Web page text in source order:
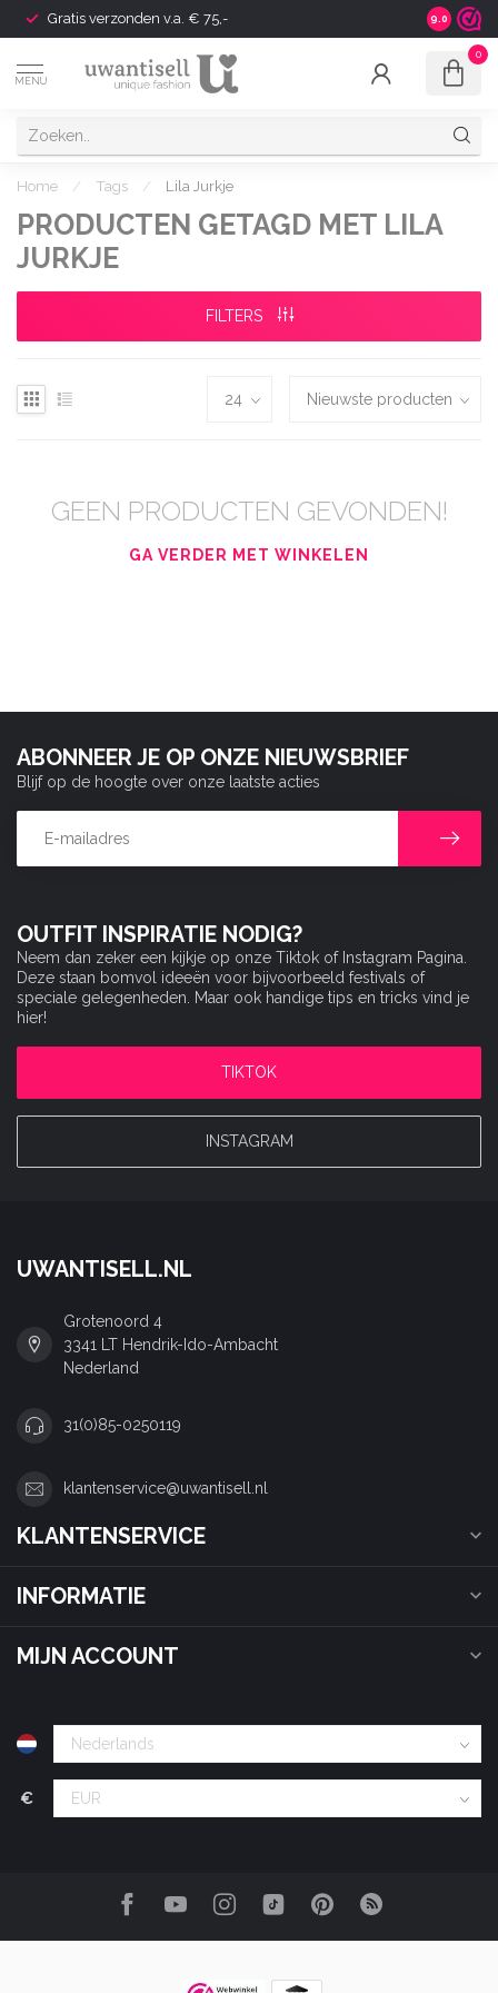
Gratis verzonden v.a. € 75,- Shipping
9.0
MENU
0
Home / Tags / Lila Jurkje
PRODUCTEN GETAGD MET LILA
JURKJE
FILTERS
GEEN PRODUCTEN GEVONDEN!
GA VERDER MET WINKELEN
OUTFIT INSPIRATIE NODIG?
Neem dan zeker een kijkje op onze Tiktok of Instagram Pagina.
Deze staan bomvol ideeën voor bijvoorbeeld festivals of
speciale gelegenheden. Maar ook handige tips en tricks vind je
hier!
TIKTOK
INSTAGRAM
ABONNEER JE OP ONZE NIEUWSBRIEF
Blijf op de hoogte over onze laatste acties
UWANTISELL.NL
Grotenoord 4
3341 LT Hendrik-Ido-Ambacht
Nederland
31(0)85-0250119
klantenservice@uwantisell.nl
KLANTENSERVICE
INFORMATIE
MIJN ACCOUNT
€